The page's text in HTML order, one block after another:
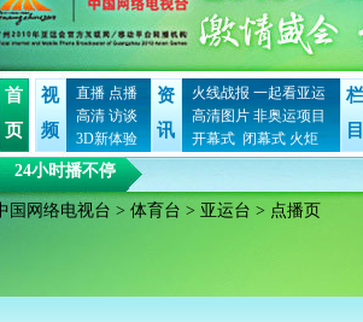
首
页
视
频
直播 点播
高清 访谈
3D新体验
资
讯
火线战报 一起看亚运
高清图片 非奥运项目
开幕式 闭幕式 火炬
栏
目
24小时播不停
国网络电视台 > 体育台 > 亚运台 > 点播页